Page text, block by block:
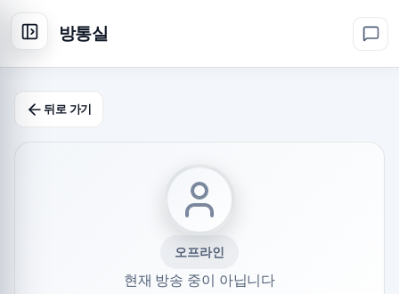
방통실
뒤로 가기
오프라인
현재 방송 중이 아닙니다